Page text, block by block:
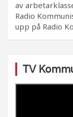
av
Radio
upp på Radio
TV